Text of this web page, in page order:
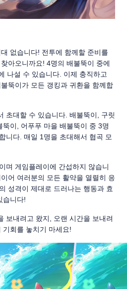
없습니다! 전투에 함께할 준비를
아오니까요! 4명의 배불뚝이 중에
나설 수 있습니다. 이제 충직하고
뚝이가 모든 갱킹과 귀환을 함께합
초대할 수 있습니다. 배불뚝이, 구릿
이, 어푸푸 마을 배불뚝이 중 3명
니다. 매일 1명을 초대해서 협곡 모
며 게임플레이에 간섭하지 않습니
어 여러분의 모든 활약을 열렬히 응
성격이 제대로 드러나는 행동과 효
습니다!
보내려고 왔지, 오랜 시간을 보내려
기회를 놓치기 마세요!